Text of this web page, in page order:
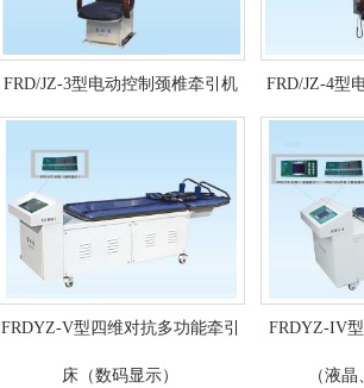
FRD/JZ-3型电动控制颈椎牵引机 FRD/JZ-4型
FRDYZ-V型四维对抗多功能牵引
床（数码显示）
FRDYZ-IV
（液